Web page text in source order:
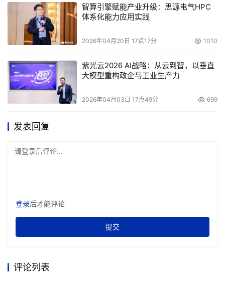
智算引擎赋能产业升级：思源电气HPC
体系化能力应用实践
2026年04月20日 17点17分 1010
紫光云2026 AI战略：从云到智，以垂直
大模型重构政企与工业生产力
2026年04月03日 17点49分 699
发表回复
请登录后评论...
登录后才能评论
提交
评论列表